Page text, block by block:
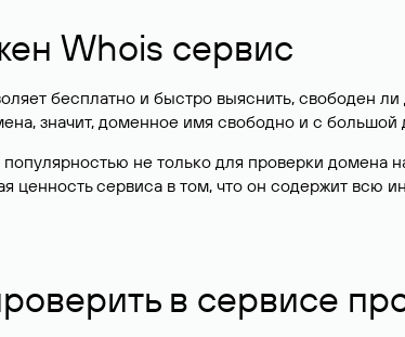
Whois сервис
бесплатно и быстро выяснить, свободен
значит, доменное имя свободно и с большой
не только для проверки
ценность сервиса в том, что он содержит
в сервисе